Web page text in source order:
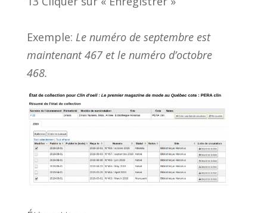
Exemple: Le numéro de septembre est
maintenant 467 et le numéro d’octobre
468.